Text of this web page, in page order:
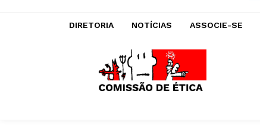
DIRETORIA NOTÍCIAS ASSOCIE-SE